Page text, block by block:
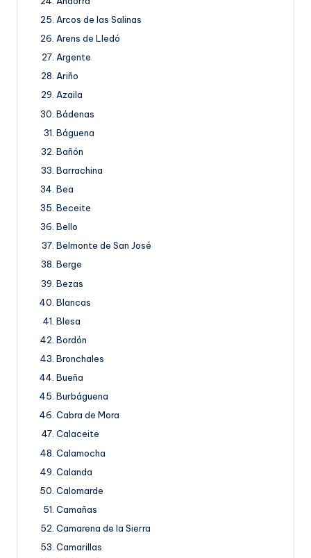
Arcos de las Salinas
Arens de Lledó
Argente
Ariño
Azaila
Bádenas
Báguena
Bañón
Barrachina
Bea
Beceite
Bello
Belmonte de San José
Berge
Bezas
Blancas
Blesa
Bordón
Bronchales
Bueña
Burbáguena
Cabra de Mora
Calaceite
Calamocha
Calanda
Calomarde
Camañas
Camarena de la Sierra
Camarillas